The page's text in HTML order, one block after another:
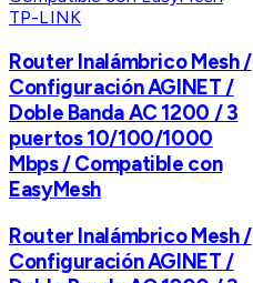
TP-LINK
Router Inalámbrico Mesh /
Configuración AGINET /
Doble Banda AC 1200 / 3
puertos 10/100/1000
Mbps / Compatible con
EasyMesh
Router Inalámbrico Mesh /
Configuración AGINET /